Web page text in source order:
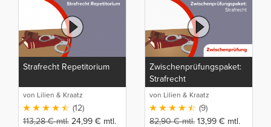
Strafrecht Repetitorium
von Lilien & Kraatz
(12)
113,28€mtl. 24,99 € mtl.
Zwischenprüfungspaket:
Strafrecht
von Lilien & Kraatz
(9)
82,90€mtl. 13,99 € mtl.